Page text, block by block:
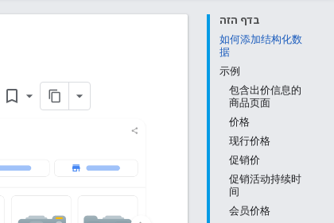
בדף הזה
如何添加结构化数
据
示例
包含出价信息的
商品页面
价格
现行价格
促销价
促销活动持续时
间
会员价格
bookmark_border